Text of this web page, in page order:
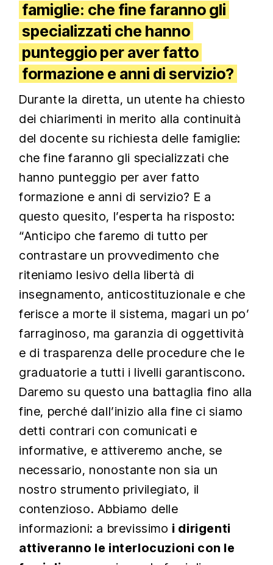
famiglie: che fine faranno gli
specializzati che hanno
punteggio per aver fatto
formazione e anni di servizio?
Durante la diretta, un utente ha chiesto
dei chiarimenti in merito alla continuità
del docente su richiesta delle famiglie:
che fine faranno gli specializzati che
hanno punteggio per aver fatto
formazione e anni di servizio? E a
questo quesito, l’esperta ha risposto:
“Anticipo che faremo di tutto per
contrastare un provvedimento che
riteniamo lesivo della libertà di
insegnamento, anticostituzionale e che
ferisce a morte il sistema, magari un po’
farraginoso, ma garanzia di oggettività
e di trasparenza delle procedure che le
graduatorie a tutti i livelli garantiscono.
Daremo su questo una battaglia fino alla
fine, perché dall’inizio alla fine ci siamo
detti contrari con comunicati e
informative, e attiveremo anche, se
necessario, nonostante non sia un
nostro strumento privilegiato, il
contenzioso. Abbiamo delle
informazioni: a brevissimo i dirigenti
attiveranno le interlocuzioni con le